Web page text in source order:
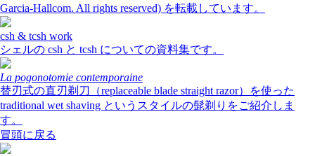
Garcia-Hallcom. All rights reserved) を転載しています。
csh & tcsh work
シェルの csh と tcsh についての資料集です。
La pogonotomie contemporaine
替刃式の直刃剃刀（replaceable blade straight razor）を使った
traditional wet shaving というスタイルの髭剃りをご紹介しま
す。
冒頭に戻る